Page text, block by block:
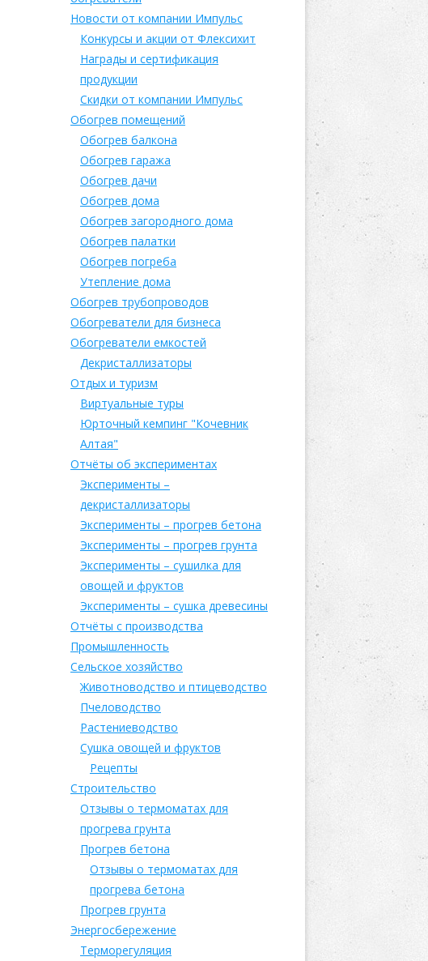
Новости от компании Импульс
Конкурсы и акции от Флексихит
Награды и сертификация
продукции
Скидки от компании Импульс
Обогрев помещений
Обогрев балкона
Обогрев гаража
Обогрев дачи
Обогрев дома
Обогрев загородного дома
Обогрев палатки
Обогрев погреба
Утепление дома
Обогрев трубопроводов
Обогреватели для бизнеса
Обогреватели емкостей
Декристаллизаторы
Отдых и туризм
Виртуальные туры
Юрточный кемпинг "Кочевник
Алтая"
Отчёты об экспериментах
Эксперименты –
декристаллизаторы
Эксперименты – прогрев бетона
Эксперименты – прогрев грунта
Эксперименты – сушилка для
овощей и фруктов
Эксперименты – сушка древесины
Отчёты с производства
Промышленность
Сельское хозяйство
Животноводство и птицеводство
Пчеловодство
Растениеводство
Сушка овощей и фруктов
Рецепты
Строительство
Отзывы о термоматах для
прогрева грунта
Прогрев бетона
Отзывы о термоматах для
прогрева бетона
Прогрев грунта
Энергосбережение
Терморегуляция